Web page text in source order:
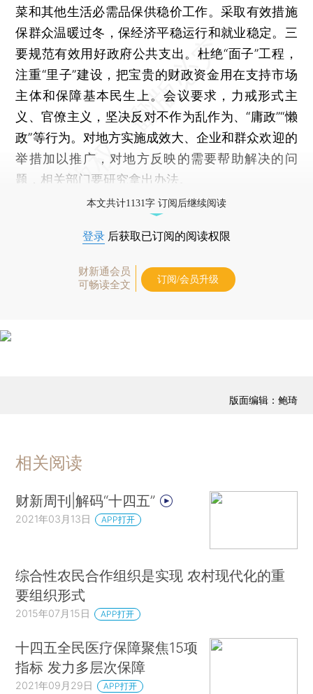
菜和其他生活必需品保供稳价工作。采取有效措施
保群众温暖过冬，保经济平稳运行和就业稳定。三
要规范有效用好政府公共支出。杜绝“面子”工程，
注重“里子”建设，把宝贵的财政资金用在支持市场
主体和保障基本民生上。会议要求，力戒形式主
义、官僚主义，坚决反对不作为乱作为、“庸政”“懒
政”等行为。对地方实施成效大、企业和群众欢迎的
举措加以推广，对地方反映的需要帮助解决的问
题，相关部门要研究拿出办法。
本文共计1131字 订阅后继续阅读
登录 后获取已订阅的阅读权限
财新通会员
可畅读全文
订阅/会员升级
版面编辑：鲍琦
相关阅读
财新周刊|解码“十四五”
2021年03月13日 APP打开
综合性农民合作组织是实现 农村现代化的重
要组织形式
2015年07月15日 APP打开
十四五全民医疗保障聚焦15项
指标 发力多层次保障
2021年09月29日 APP打开